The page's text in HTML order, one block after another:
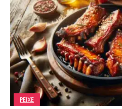
PEIXE